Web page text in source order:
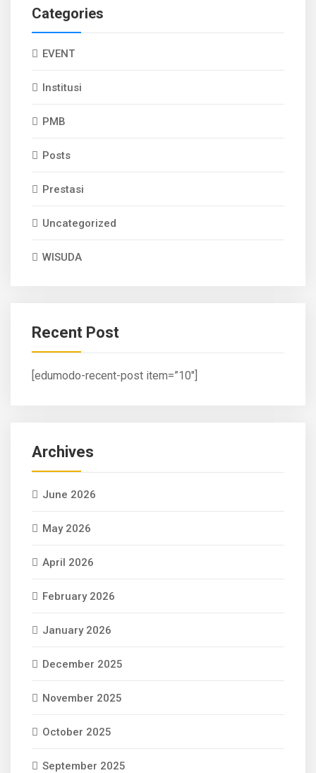
Categories
EVENT
Institusi
PMB
Posts
Prestasi
Uncategorized
WISUDA
Recent Post
[edumodo-recent-post item=”10″]
Archives
June 2026
May 2026
April 2026
February 2026
January 2026
December 2025
November 2025
October 2025
September 2025